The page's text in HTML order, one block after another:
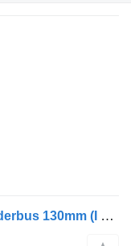
Chemise de cylindre DAF Occ Cilinderbus 130mm (I oversize) 1949832 pour camion